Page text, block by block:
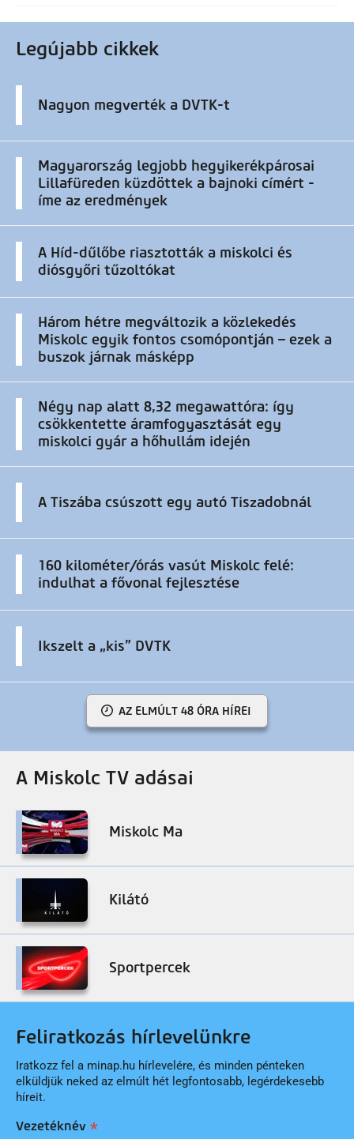
Legújabb cikkek
Nagyon megverték a DVTK-t
Magyarország legjobb hegyikerékpárosai
Lillafüreden küzdöttek a bajnoki címért -
íme az eredmények
A Híd-dűlőbe riasztották a miskolci és
diósgyőri tűzoltókat
Három hétre megváltozik a közlekedés
Miskolc egyik fontos csomópontján – ezek a
buszok járnak másképp
Négy nap alatt 8,32 megawattóra: így
csökkentette áramfogyasztását egy
miskolci gyár a hőhullám idején
A Tiszába csúszott egy autó Tiszadobnál
160 kilométer/órás vasút Miskolc felé:
indulhat a fővonal fejlesztése
Ikszelt a „kis” DVTK
AZ ELMÚLT 48 ÓRA HÍREI
A Miskolc TV adásai
Miskolc Ma
Kilátó
Sportpercek
Feliratkozás hírlevelünkre
Iratkozz fel a minap.hu hírlevelére, és minden pénteken
elküldjük neked az elmúlt hét legfontosabb, legérdekesebb
híreit.
Vezetéknév